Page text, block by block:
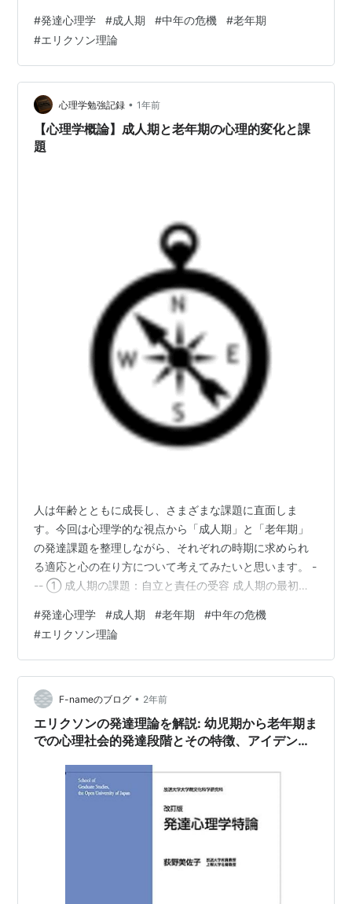
スタイルと役割の再構築 若手育成・家庭内役割・健康管
理の重要性が増す ② 中年期の転換：「中年の危機」 🦊
レビンソンのライフサイクル理論中年期は「移行期」が
特に重要。 💥 中年の危機を引き起こす要因 キャリア上
の変化（昇進、停滞、リストラ） 子どもの問題・親の介
護など家…
#発達心理学 #成人期 #中年の危機 #老年期
#エリクソン理論
心理学勉強記録 • 1年前
【心理学概論】成人期と老年期の心理的変化と課
題
人は年齢とともに成長し、さまざまな課題に直面しま
す。今回は心理学的な視点から「成人期」と「老年期」
の発達課題を整理しながら、それぞれの時期に求められ
る適応と心の在り方について考えてみたいと思います。 -
-- ① 成人期の課題：自立と責任の受容 成人期の最初の
社会の一員になることです。 学生時代を終え、就職して
納税義務を果たし、結婚を通じて親から独立し、さらに
子どもが生まれれば扶養責任も発生します。 この時期に
は、以下のようなライフイベントが発生します。 職業選
択 家庭形成 社会的責任（親・会社・地域社会など）への
対応 一方、成人後期（中年期）に…
#発達心理学 #成人期 #老年期 #中年の危機
#エリクソン理論
F-nameのブログ • 2年前
エリクソンの発達理論を解説: 幼児期から老年期ま
での心理社会的発達段階とその特徴、アイデンテ
（発達心理学特論第1回）♯放送大学講義録